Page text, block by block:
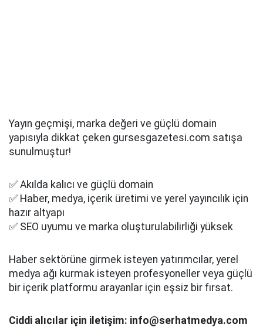
Yayın geçmişi, marka değeri ve güçlü domain
yapısıyla dikkat çeken gursesgazetesi.com satışa
sunulmuştur!
✅ Akılda kalıcı ve güçlü domain
✅ Haber, medya, içerik üretimi ve yerel yayıncılık için
hazır altyapı
✅ SEO uyumu ve marka oluşturulabilirliği yüksek
Haber sektörüne girmek isteyen yatırımcılar, yerel
medya ağı kurmak isteyen profesyoneller veya güçlü
bir içerik platformu arayanlar için eşsiz bir fırsat.
Ciddi alıcılar için iletişim: info@serhatmedya.com